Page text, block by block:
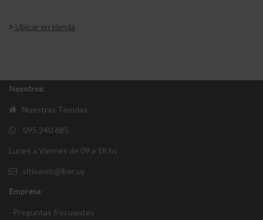
Ubicar en tienda
Nosotros:
Nuestras Tiendas
095 240 685
Lunes a Viernes de 09 a 18 hs
sitioweb@iber.uy
Empresa:
· Preguntas frecuentes